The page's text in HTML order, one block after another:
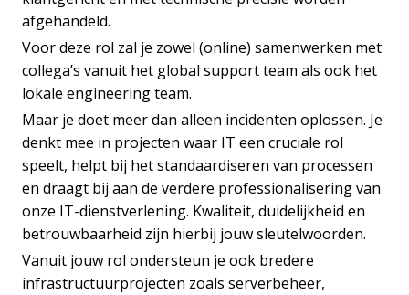
afgehandeld.
Voor deze rol zal je zowel (online) samenwerken met
collega’s vanuit het global support team als ook het
lokale engineering team.
Maar je doet meer dan alleen incidenten oplossen. Je
denkt mee in projecten waar IT een cruciale rol
speelt, helpt bij het standaardiseren van processen
en draagt bij aan de verdere professionalisering van
onze IT-dienstverlening. Kwaliteit, duidelijkheid en
betrouwbaarheid zijn hierbij jouw sleutelwoorden.
Vanuit jouw rol ondersteun je ook bredere
infrastructuurprojecten zoals serverbeheer,